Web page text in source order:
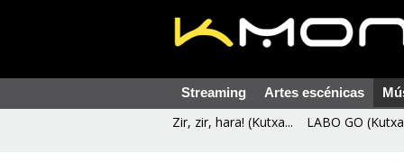
Streaming Artes escénicas
Zir, zir, hara! (Kutxa... LABO GO